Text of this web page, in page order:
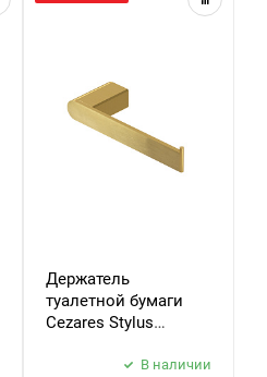
Держатель
туалетной бумаги
Cezares Stylus
брашированноеВ наличии